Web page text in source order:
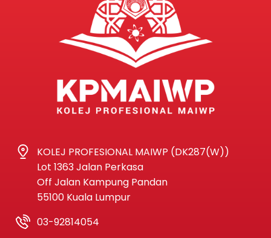
KOLEJ PROFESIONAL MAIWP (DK287(W))
Lot 1363 Jalan Perkasa
Off Jalan Kampung Pandan
55100 Kuala Lumpur
03-92814054